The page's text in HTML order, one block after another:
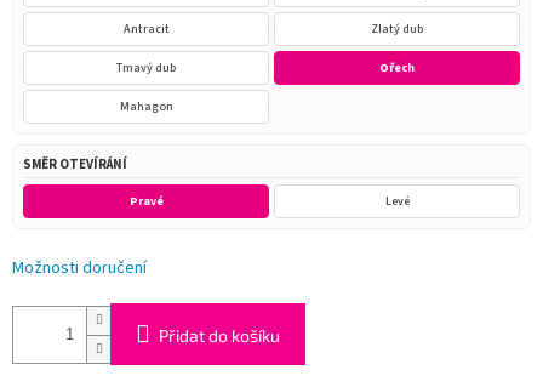
Antracit Zlatý dub
Tmavý dub Ořech
Mahagon
SMĚR OTEVÍRÁNÍ
Pravé Levé
Možnosti doručení
Přidat do košíku